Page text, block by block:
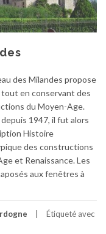
des Milandes propose
en conservant des
du Moyen-Age.
1947, il fut alors
Histoire
des constructions
et Renaissance. Les
aux fenêtres à
Étiqueté avec